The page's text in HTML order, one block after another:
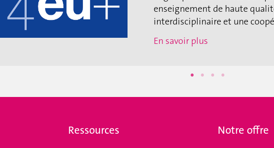
enseignement de haute
interdisciplinaire et une
En savoir plus
Ressources Notre offre